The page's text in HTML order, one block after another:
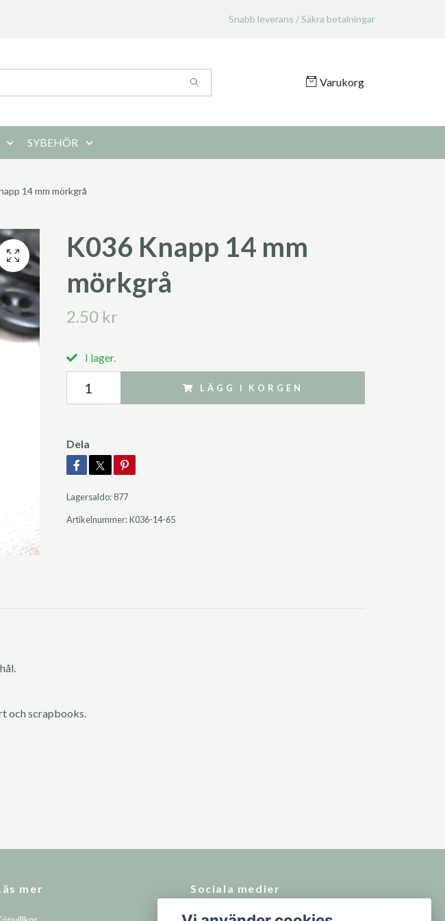
Snabb leverans / Säkra betalningar
Varukorg
SYBEHÖR
14 mm mörkgrå
K036 Knapp 14 mm
mörkgrå
2.50 kr
I lager.
LÄGG I KORGEN
Dela
Lagersaldo: 877
Artikelnummer:K036-14-65
och scrapbooks.
mer Sociala medier